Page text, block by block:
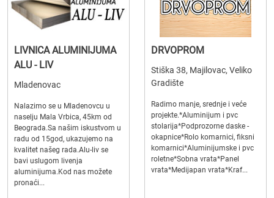
LIVNICA ALUMINIJUMA
ALU - LIV
Mladenovac
Nalazimo se u Mladenovcu u
naselju Mala Vrbica, 45km od
Beograda.Sa našim iskustvom u
radu od 15god, ukazujemo na
kvalitet našeg rada.Alu-liv se
bavi uslugom livenja
aluminijuma.Kod nas možete
pronaći...
DRVOPROM
Stiška 38, Majilovac, Veliko
Gradište
Radimo manje, srednje i veće
projekte.*Aluminijum i pvc
stolarija*Podprozorne daske -
okapnice*Rolo komarnici, fiksni
komarnici*Aluminijumske i pvc
roletne*Sobna vrata*Panel
vrata*Medijapan vrata*Kraf...